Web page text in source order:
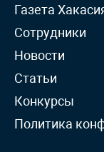
Газета
Сотрудники
Новости
Статьи
Конкурсы
Политика